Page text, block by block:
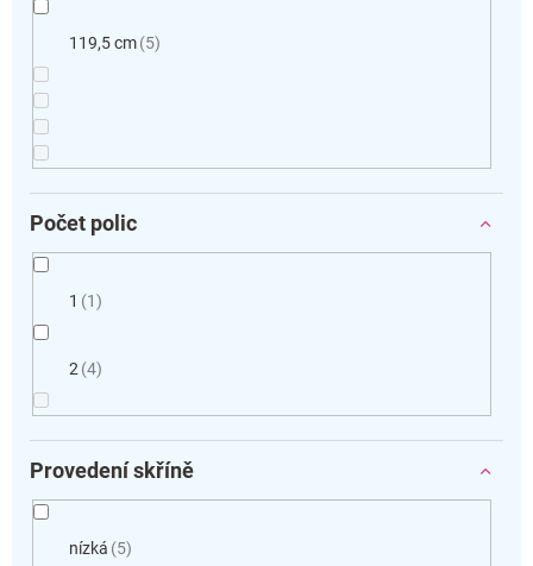
119,5 cm 5
Počet polic
1 1
2 4
Provedení skříně
nízká 5